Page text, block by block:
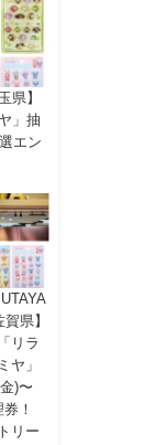
県】
」抽
エン
県】
リラ
ヤ」
)〜
！
リー